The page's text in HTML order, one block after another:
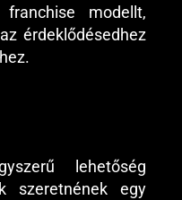
modellt,
érdeklődésedhez
lehetőség
szeretnének egy